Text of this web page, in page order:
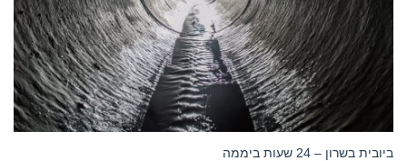
ביובית בשרון – 24 שעות ביממה